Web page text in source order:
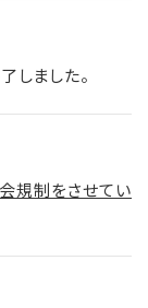
しました。
規制をさせてい